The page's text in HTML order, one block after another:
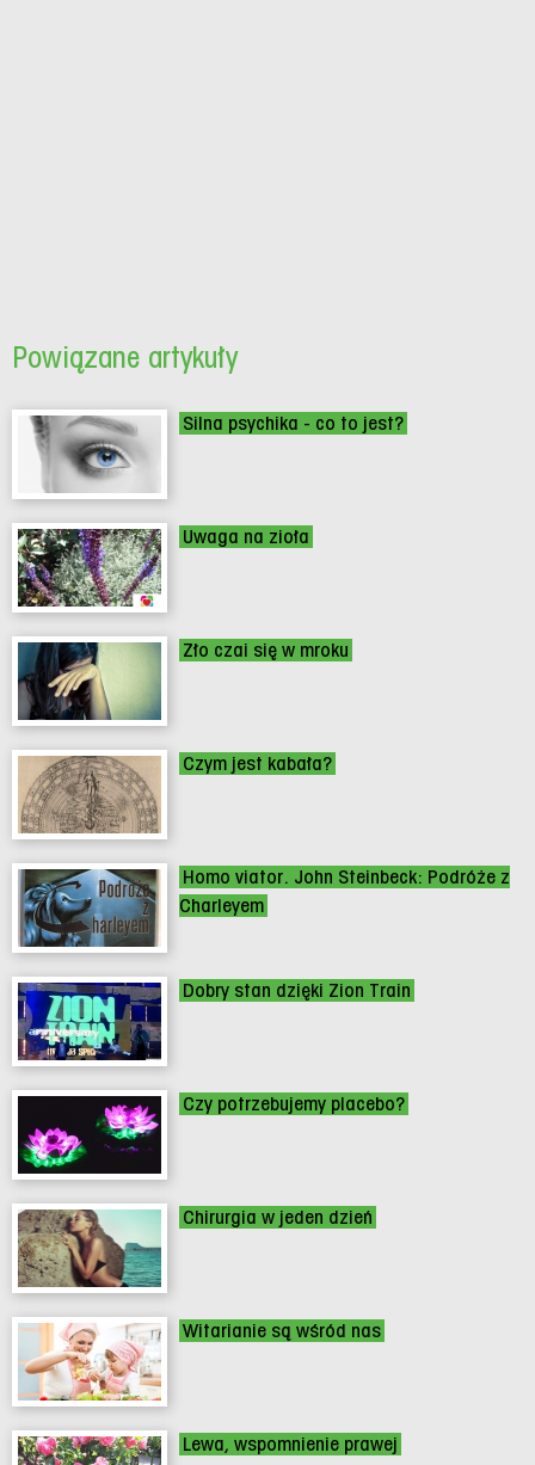
Powiązane artykuły
Silna psychika - co to jest?
Uwaga na zioła
Zło czai się w mroku
Czym jest kabała?
Homo viator. John Steinbeck: Podróże z
Charleyem
Dobry stan dzięki Zion Train
Czy potrzebujemy placebo?
Chirurgia w jeden dzień
Witarianie są wśród nas
Lewa, wspomnienie prawej